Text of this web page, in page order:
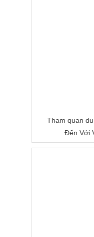
Tham quan
Đến Với